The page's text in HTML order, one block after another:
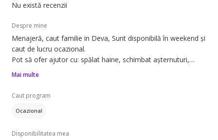
Nu există recenzii
Despre mine
Menajeră, caut familie in Deva, Sunt disponibilă în weekend și
caut de lucru ocazional.
Pot să ofer ajutor cu: spălat haine, schimbat așternuturi,
curățare aragaz/cuptor, curățare frigider, îngrijire plante și
Am experiență in domeniu,facand acasa avand 3 copii , dar
sunt dornică să ajut. Pot lucra atât în apartamente, cât și în
generală, curățenie de întreținere, curățenie bucătărie,
Mai multe
Caut program
Ocazional
Disponibilitatea mea